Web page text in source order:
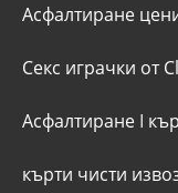
Асфалтиране
Секс играчки от
Асфалтиране I
кърти чисти